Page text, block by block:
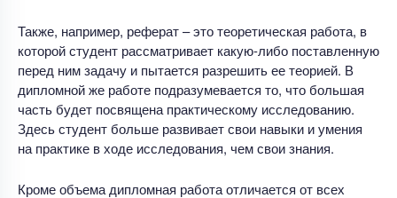
Также, например, реферат – это теоретическая работа, в
которой студент рассматривает какую-либо поставленную
перед ним задачу и пытается разрешить ее теорией. В
дипломной же работе подразумевается то, что большая
часть будет посвящена практическому исследованию.
Здесь студент больше развивает свои навыки и умения
на практике в ходе исследования, чем свои знания.
Кроме объема дипломная работа отличается от всех